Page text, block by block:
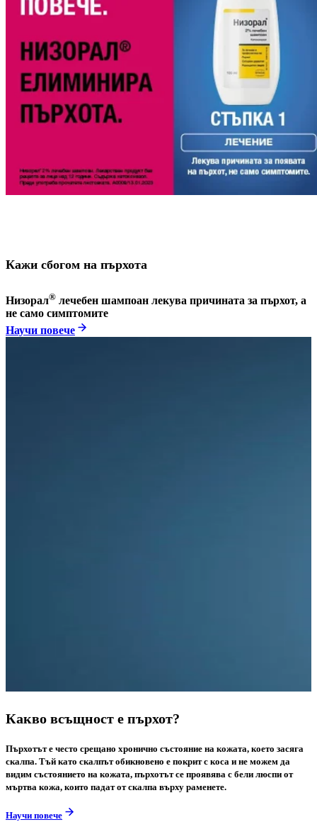
Кажи сбогом на пърхота
Низорал® лечебен шампоан лекува причината за пърхот, а
не само симптомите
Научи повече
Какво всъщност е пърхот?
Пърхотът е често срещано хронично състояние на кожата, което засяга
скалпа. Тъй като скалпът обикновено е покрит с коса и не можем да
видим състоянието на кожата, пърхотът се проявява с бели люспи от
мъртва кожа, които падат от скалпа върху раменете.
Научи повече